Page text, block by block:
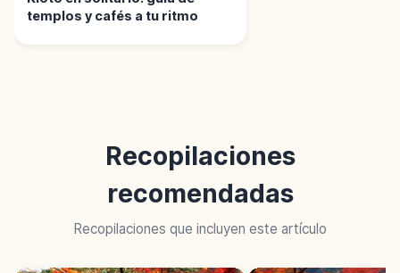
templos y cafés a tu ritmo
Recopilaciones
recomendadas
Recopilaciones que incluyen este artículo